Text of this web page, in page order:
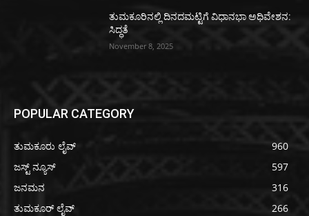
ತುಮಕೂರಿನಲ್ಲಿ ದಿನದಮಟ್ಟಿಗೆ ವಿಧಾನಭಾ ಅಧಿವೇಶನ:
ಸಿದ್ಧತೆ
November 8, 2025
POPULAR CATEGORY
ತುಮಕೂರು ಲೈವ್
960
ಜಸ್ಟ್ ನ್ಯೂಸ್
597
ಜನಮನ
316
ತುಮಕೂರ್ ಲೈವ್
266